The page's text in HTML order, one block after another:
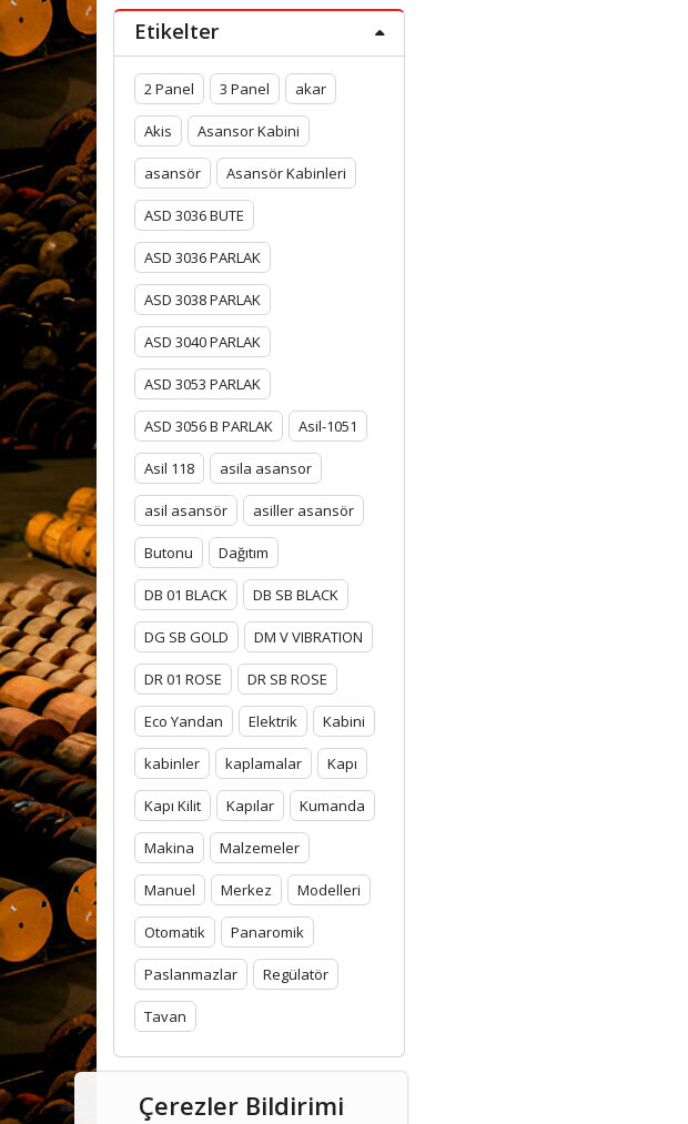
Etikelter
2 Panel 3 Panel akar
Akis Asansor Kabini
asansör Asansör Kabinleri
ASD 3036 BUTE
ASD 3036 PARLAK
ASD 3038 PARLAK
ASD 3040 PARLAK
ASD 3053 PARLAK
ASD 3056 B PARLAK Asil-1051
Asil 118 asila asansor
asil asansör asiller asansör
Butonu Dağıtım
DB 01 BLACK DB SB BLACK
DG SB GOLD DM V VIBRATION
DR 01 ROSE DR SB ROSE
Eco Yandan Elektrik Kabini
kabinler kaplamalar Kapı
Kapı Kilit Kapılar Kumanda
Makina Malzemeler
Manuel Merkez Modelleri
Otomatik Panaromik
Paslanmazlar Regülatör
Tavan
Çerezler Bildirimi